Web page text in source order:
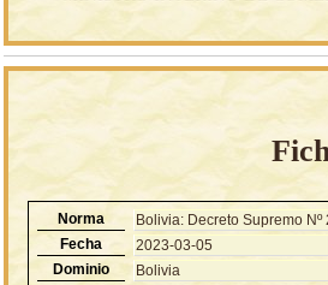
Norma
Bolivia: Decreto Supremo
Fecha
2023-03-05
Dominio
Bolivia